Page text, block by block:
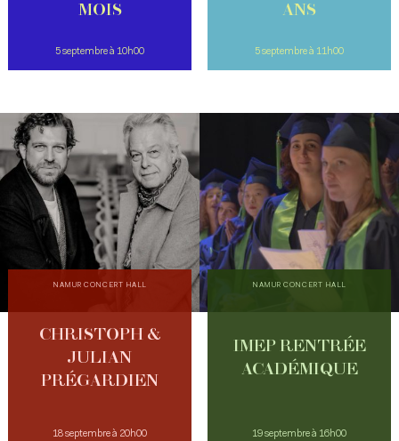
MOIS
5 septembre à 10h00
ANS
5 septembre à 11h00
NAMUR CONCERT HALL
CHRISTOPH &
JULIAN
PRÉGARDIEN
18 septembre à 20h00
NAMUR CONCERT HALL
IMEP RENTRÉE
ACADÉMIQUE
19 septembre à 16h00